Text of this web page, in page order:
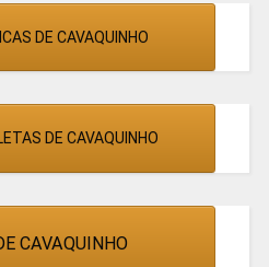
DE CAVAQUINHO
DE CAVAQUINHO
CAVAQUINHO